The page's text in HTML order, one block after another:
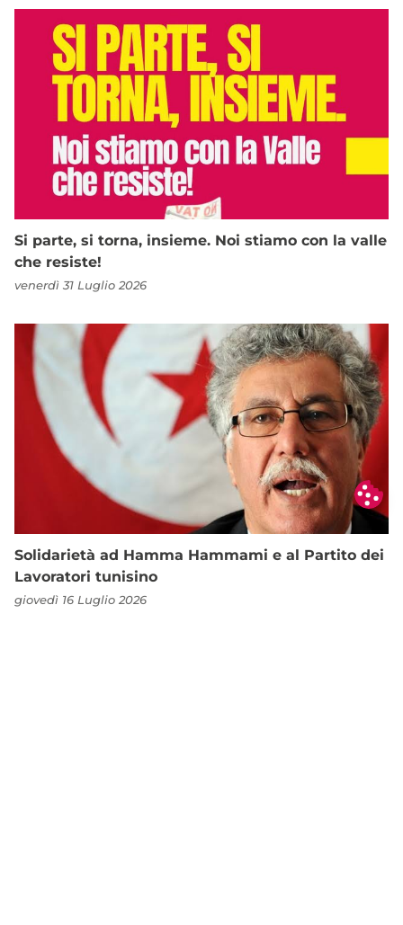
Si parte, si torna, insieme. Noi stiamo con la valle
che resiste!
venerdì 31 Luglio 2026
Solidarietà ad Hamma Hammami e al Partito dei
Lavoratori tunisino
giovedì 16 Luglio 2026